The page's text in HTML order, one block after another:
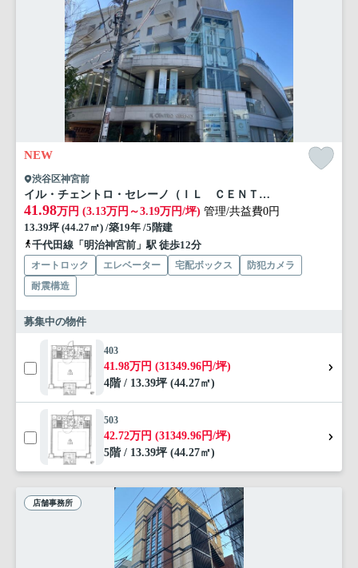
NEW
渋谷区神宮前
イル・チェントロ・セレーノ（ＩＬ ＣＥＮＴＲＯ ＣＥＲＥＮＯ）
41.98万円 (3.13万円～3.19万円/坪) 管理/共益費0円
13.39坪 (44.27㎡) /築19年 /5階建
千代田線「明治神宮前」駅 徒歩12分
オートロック エレベーター 宅配ボックス
防犯カメラ
耐震構造
募集中の物件
403
41.98万円 (31349.96円/坪)
4階 / 13.39坪 (44.27㎡)
503
42.72万円 (31349.96円/坪)
5階 / 13.39坪 (44.27㎡)
店舗事務所